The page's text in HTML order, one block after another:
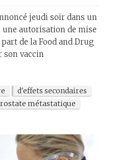
jeudi soir dans un
autorisation de mise
de la Food and Drug
son vaccin
d'effets secondaires
métastatique